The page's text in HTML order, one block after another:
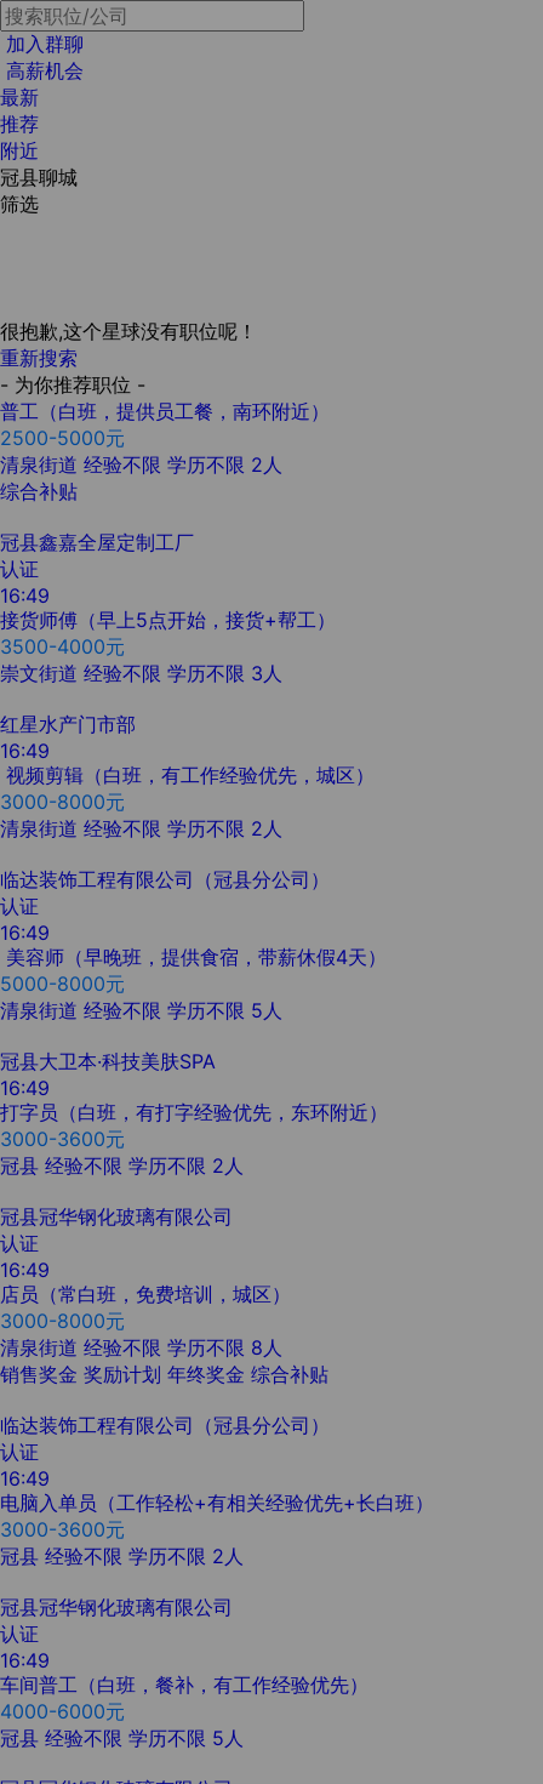
加入群聊
高薪机会
最新
推荐
附近
冠县聊城
筛选
很抱歉,这个星球没有职位呢！
重新搜索
- 为你推荐职位 -
普工（白班，提供员工餐，南环附近）
2500-5000元
清泉街道 经验不限 学历不限 2人
综合补贴
冠县鑫嘉全屋定制工厂
认证
16:49
接货师傅（早上5点开始，接货+帮工）
3500-4000元
崇文街道 经验不限 学历不限 3人
红星水产门市部
16:49
视频剪辑（白班，有工作经验优先，城区）
3000-8000元
清泉街道 经验不限 学历不限 2人
临达装饰工程有限公司（冠县分公司）
认证
16:49
美容师（早晚班，提供食宿，带薪休假4天）
5000-8000元
清泉街道 经验不限 学历不限 5人
冠县大卫本·科技美肤SPA
16:49
打字员（白班，有打字经验优先，东环附近）
3000-3600元
冠县 经验不限 学历不限 2人
冠县冠华钢化玻璃有限公司
认证
16:49
店员（常白班，免费培训，城区）
3000-8000元
清泉街道 经验不限 学历不限 8人
销售奖金 奖励计划 年终奖金 综合补贴
临达装饰工程有限公司（冠县分公司）
认证
16:49
电脑入单员（工作轻松+有相关经验优先+长白班）
3000-3600元
冠县 经验不限 学历不限 2人
冠县冠华钢化玻璃有限公司
认证
16:49
车间普工（白班，餐补，有工作经验优先）
4000-6000元
冠县 经验不限 学历不限 5人